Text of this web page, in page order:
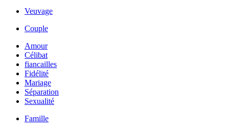
Veuvage
Couple
Amour
Célibat
fiancailles
Fidélité
Mariage
Séparation
Sexualité
Famille